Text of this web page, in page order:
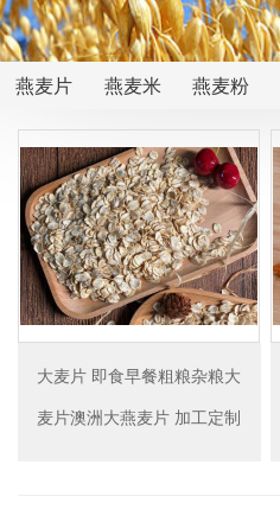
燕麦片 燕麦米 燕麦粉
大麦片 即食早餐粗粮杂粮大
麦片澳洲大燕麦片 加工定制